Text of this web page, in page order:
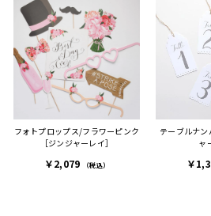
た。
フォトプロップス/フラワーピンク
［ジンジャーレイ］
￥2,079 （税込）
テーブルナ
ャ
￥